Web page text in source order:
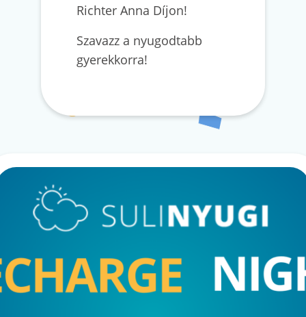
Richter Anna Díjon!
Szavazz a nyugodtabb
gyerekkorra!